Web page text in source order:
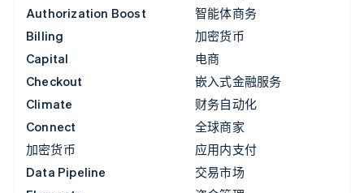
Authorization Boost
Billing
Capital
Checkout
Climate
Connect
加密货币
Data Pipeline
智能体商务
加密货币
电商
嵌入式金融服务
财务自动化
全球商家
应用内支付
交易市场